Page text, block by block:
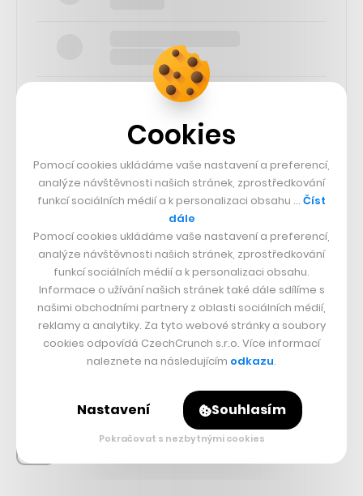
SLEDUJTE NÁS
73k
25k
56.4k
Cookies
Pomocí cookies ukládáme vaše nastavení a preferencí,
analýze návštěvnosti našich stránek, zprostředkování
funkcí sociálních médií a k personalizaci obsahu … Číst
dále
Pomocí cookies ukládáme vaše nastavení a preferencí,
analýze návštěvnosti našich stránek, zprostředkování
funkcí sociálních médií a k personalizaci obsahu.
Informace o užívání našich stránek také dále sdílíme s
našimi obchodními partnery z oblasti sociálních médií,
reklamy a analytiky. Za tyto webové stránky a soubory
cookies odpovídá CzechCrunch s.r.o. Více informací
naleznete na následujícím odkazu.
Nastavení Souhlasím
Pokračovat s nezbytnými cookies